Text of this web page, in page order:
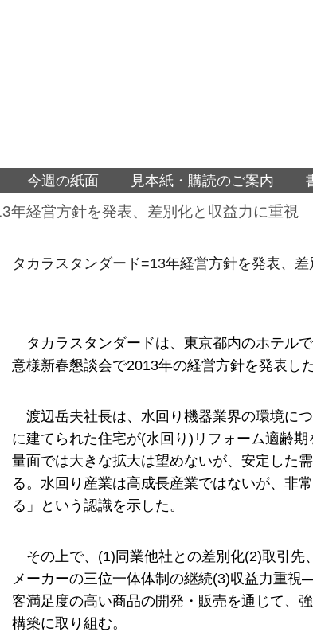
今週の紙面 見本紙・購読のご案内
年経営方針を発表、差別化と収益力に重視
タカラスタンダード=13年経営方針を発表、
タカラスタンダードは、東京都内のホテル
意様新春懇談会で2013年の経営方針を発表した
渡辺岳夫社長は、水回り機器業界の環境に
に建てられた住宅が(水回り)リフォーム適齢期
量面では大きな拡大は望めないが、安定した
る。水回り産業は高成長産業ではないが、非
る」という認識を示した。
その上で、(1)同業他社との差別化(2)取引先
メーカーの三位一体体制の継続(3)収益力重
客満足度の高い商品の開発・販売を通じて、
構築に取り組む。